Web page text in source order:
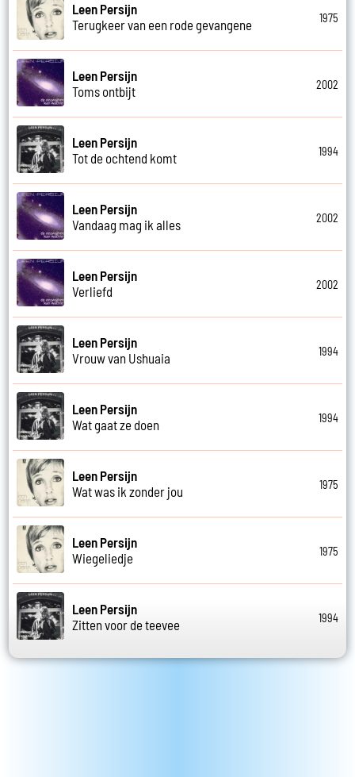
Leen Persijn
Terugkeer van een rode gevangene
1975
Leen Persijn
Toms ontbijt
2002
Leen Persijn
Tot de ochtend komt
1994
Leen Persijn
Vandaag mag ik alles
2002
Leen Persijn
Verliefd
2002
Leen Persijn
Vrouw van Ushuaia
1994
Leen Persijn
Wat gaat ze doen
1994
Leen Persijn
Wat was ik zonder jou
1975
Leen Persijn
Wiegeliedje
1975
Leen Persijn
Zitten voor de teevee
1994